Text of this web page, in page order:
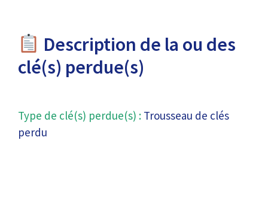
Description de la ou des
clé(s) perdue(s)
Type de clé(s) perdue(s) : Trousseau de clés
perdu